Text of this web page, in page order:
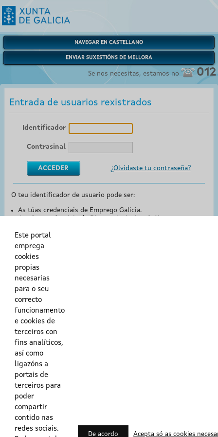
NAVEGAR EN CASTELLANO
ENVIAR SUXESTIÓNS DE MELLORA
Se nos necesitas, estamos no 012
Entrada de usuarios rexistrados
Identificador
Contrasinal
¿Olvidaste tu contraseña?
O teu identificador de usuario pode ser:
As túas credenciais de Emprego Galicia.
O teu DNI ou o teu NIE.
Este portal
emprega
cookies
propias
necesarias
para o seu
correcto
funcionamento
e cookies de
terceiros con
fins analíticos,
así como
ligazóns a
portais de
terceiros para
poder
compartir
contido nas
redes sociais.
De acordo Acepta só as cookies